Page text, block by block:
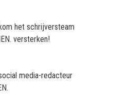
het schrijversteam
versterken!
media-redacteur